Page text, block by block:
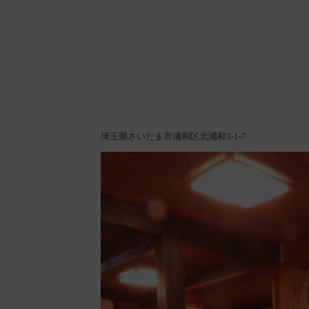
埼玉県さいたま市浦和区北浦和3-1-7